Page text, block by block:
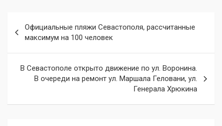
по
записям
Официальные пляжи Севастополя, рассчитанные
максимум на 100 человек
В Севастополе открыто движение по ул. Воронина.
В очереди на ремонт ул. Маршала Геловани, ул.
Генерала Хрюкина